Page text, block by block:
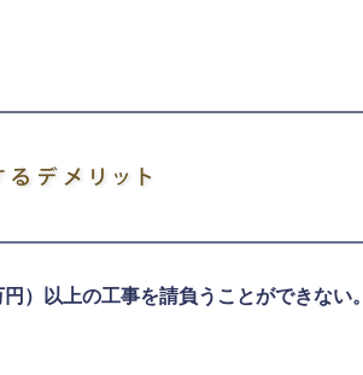
）以上の工事を請負うことができない。